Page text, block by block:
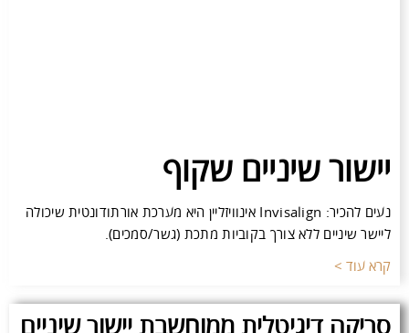
יישור שיניים שקוף
נעים להכיר: Invisalign אינוויזליין היא מערכת אורתודונטית שיכולה
ליישר שיניים ללא צורך בקוביות מתכת (גשר/סמכים).
קרא עוד >